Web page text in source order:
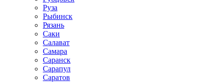
Руза
Рыбинск
Рязань
Саки
Салават
Самара
Саранск
Сарапул
Саратов